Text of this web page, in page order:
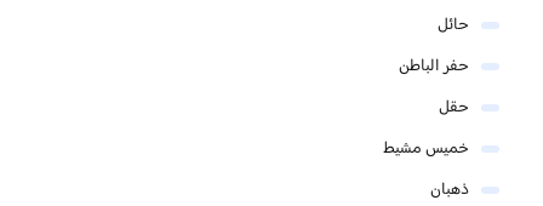
حائل
حفر الباطن
حقل
خميس مشيط
ذهبان